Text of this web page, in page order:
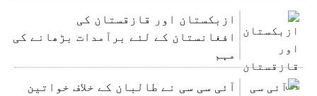
ازبکستان اور قازقستان کی
افغانستان کے لئے برآمدات بڑھانے کی
مہم
آئی سی سی نے طالبان کے خلاف خواتین